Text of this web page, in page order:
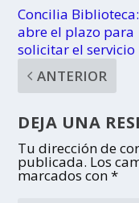
Concilia
abre el plazo para
solicitar el servicio
ANTERIOR
DEJA UNA
Tu dirección de
publicada. Los
marcados con*